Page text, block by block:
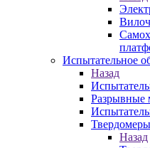
Испытательное
Назад
Твердомеры
Назад